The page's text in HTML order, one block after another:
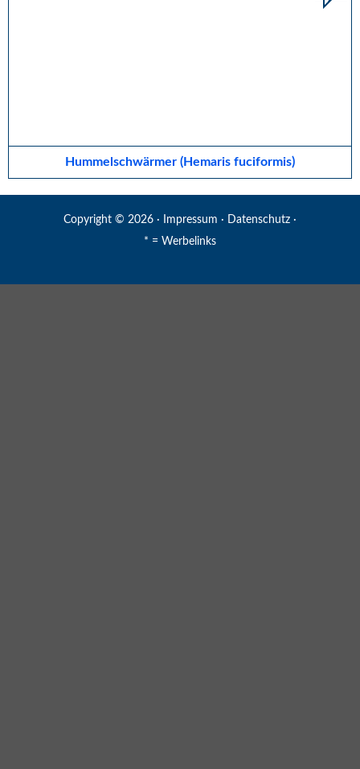
Hummelschwärmer (Hemaris fuciformis)
Copyright © 2026 · Impressum · Datenschutz ·
* = Werbelinks